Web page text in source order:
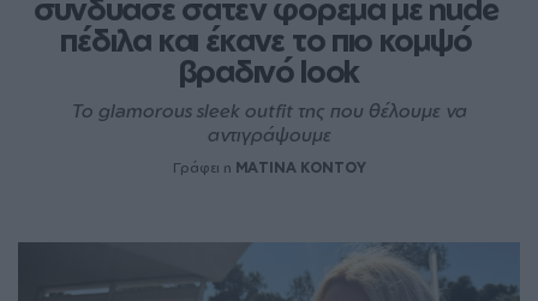
συνδύασε σατέν φόρεμα με nude
πέδιλα και έκανε το πιο κομψό
βραδινό look
Το glamorous sleek outfit της που θέλουμε να
αντιγράψουμε
Γράφει η MATINA KONTOY